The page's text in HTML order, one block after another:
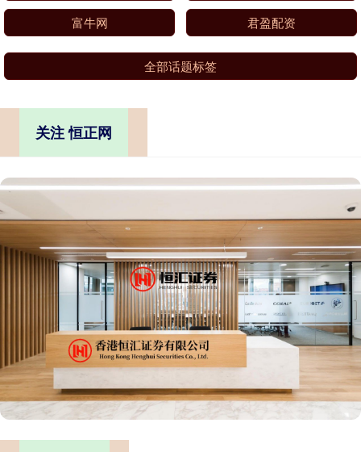
富牛网 君盈配资
全部话题标签
关注 恒正网